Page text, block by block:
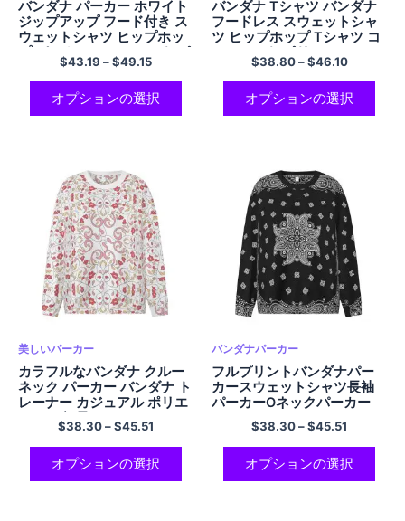
バンダナ パーカー ホワイト
ジップアップ フード付き ス
ウェットシャツ ヒップホッ
プ パーカー コンフォート ポ
リエステル パーカー ポケッ
ト付き
$43.19 –$49.15
オプションの選択
バンダナ Tシャツ バンダナ
フードレス スウェットシャ
ツ ヒップホップ Tシャツ コ
ンフォート ポリエステル シ
ャツ 長袖 オーバーサイズ シ
ャツ
$38.80–$46.10
オプションの選択
美しいパーカー
カラフルなバンダナ クルー
ネック パーカー バンダナ ト
レーナー カジュアル ポリエ
ステル 軽量 パーカー
$38.30–$45.51
オプションの選択
バンダナパーカー
フルプリントバンダナパー
カースウェットシャツ長袖
パーカーOネックパーカー
$38.30–$45.51
オプションの選択